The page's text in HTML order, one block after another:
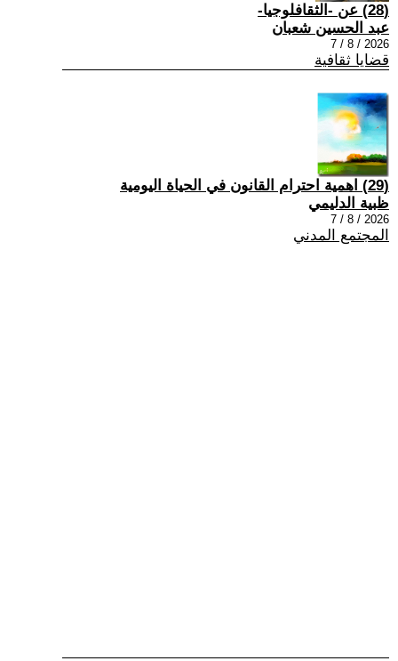
(28) عن -الثقافلوجيا-
عبد الحسين شعبان
2026 / 8 / 7
قضايا ثقافية
(29) اهمية احترام القانون في الحياة اليومية
ظبية الدليمي
2026 / 8 / 7
المجتمع المدني